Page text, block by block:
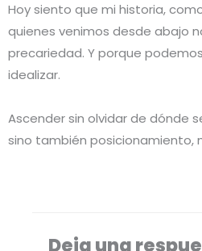
Hoy siento que mi historia,
quienes venimos desde abajo
precariedad. Y porque
idealizar.
Ascender sin olvidar de dónde
sino también posicionamiento,
Deja una